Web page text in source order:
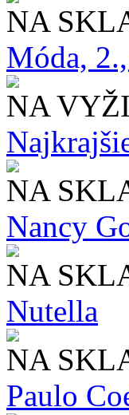
NA
Móda,
NA
NA
Nancy
NA
Nutella
NA
Paulo